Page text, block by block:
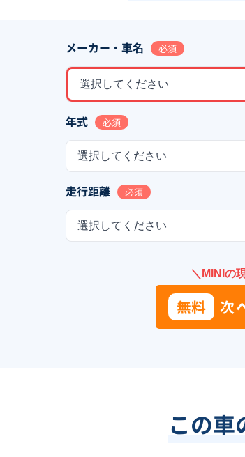
メーカー・車名 必須
選択してください
年式 必須
選択してください
走行距離 必須
選択してください
＼MINIの
無料 次
この車